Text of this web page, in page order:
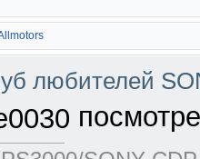
любителей